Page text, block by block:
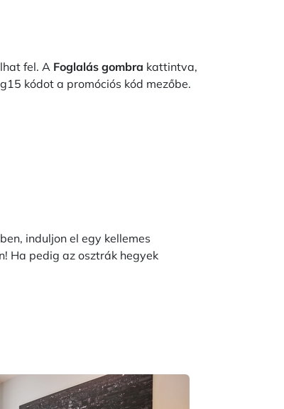
fel. A Foglalás gombra kattintva,
kódot a promóciós kód mezőbe.
induljon el egy kellemes
Ha pedig az osztrák hegyek